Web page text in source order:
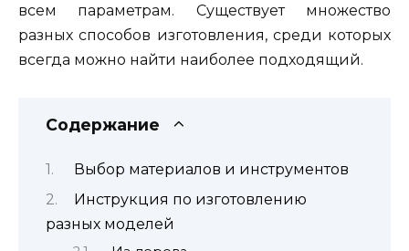
всем параметрам. Существует множество
разных способов изготовления, среди которых
всегда можно найти наиболее подходящий.
Содержание
Выбор материалов и инструментов
Инструкция по изготовлению
разных моделей